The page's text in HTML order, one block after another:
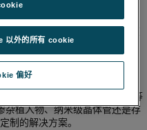
谱仪（SIMS）和原子探针断层
器件的研发和大批量生产。在
半导体市场带来了最大的利
高精度分析仪器组合，回顾
、传感器、逻辑、光电、显示等
杂植入物、纳米级晶体管还是存
制的解决方案。
偏好
以外的所有 cookie